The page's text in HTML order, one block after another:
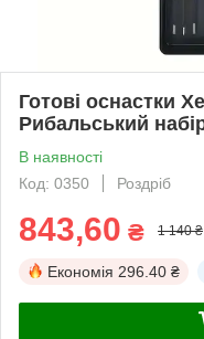
Готові оснастки
Рибальський
В наявності
Код: 0350
Роздріб
843,60 ₴ 1 140 ₴
Економія 296.40 ₴